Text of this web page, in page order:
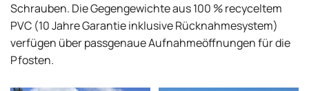
Schrauben. Die Gegengewichte aus 100 % recyceltem
PVC (10 Jahre Garantie inklusive Rücknahmesystem)
verfügen über passgenaue Aufnahmeöffnungen für die
Pfosten.